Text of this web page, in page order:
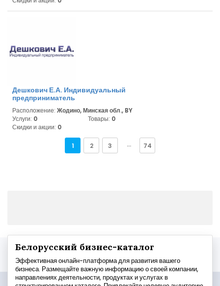
Дешкович Е.А. Индивидуальный
предприниматель
Расположение: Жодино, Минская обл., BY
Услуги: 0 Товары: 0
Скидки и акции: 0
1 2 3 ··· 74
Белорусский бизнес-каталог
Эффективная онлайн-платформа для развития вашего
бизнеса. Размещайте важную информацию о своей компании,
направлениях деятельности, продуктах и услугах в